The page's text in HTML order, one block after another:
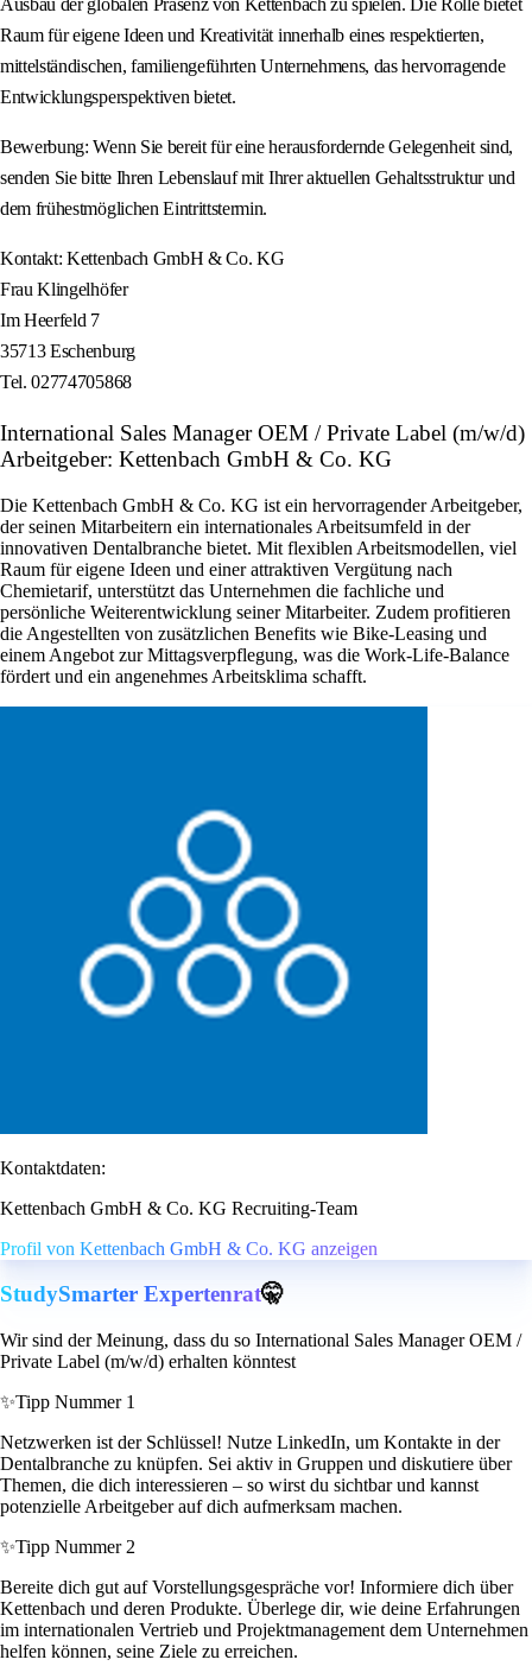
Ausbau der globalen Präsenz von Kettenbach zu spielen. Die Rolle bietet
Raum für eigene Ideen und Kreativität innerhalb eines respektierten,
mittelständischen, familiengeführten Unternehmens, das hervorragende
Entwicklungsperspektiven bietet.
Bewerbung: Wenn Sie bereit für eine herausfordernde Gelegenheit sind,
senden Sie bitte Ihren Lebenslauf mit Ihrer aktuellen Gehaltsstruktur und
dem frühestmöglichen Eintrittstermin.
Kontakt: Kettenbach GmbH & Co. KG
Frau Klingelhöfer
Im Heerfeld 7
35713 Eschenburg
Tel. 02774705868
International Sales Manager OEM / Private Label (m/w/d)
Arbeitgeber: Kettenbach GmbH & Co. KG
Die Kettenbach GmbH & Co. KG ist ein hervorragender Arbeitgeber,
der seinen Mitarbeitern ein internationales Arbeitsumfeld in der
innovativen Dentalbranche bietet. Mit flexiblen Arbeitsmodellen, viel
Raum für eigene Ideen und einer attraktiven Vergütung nach
Chemietarif, unterstützt das Unternehmen die fachliche und
persönliche Weiterentwicklung seiner Mitarbeiter. Zudem profitieren
die Angestellten von zusätzlichen Benefits wie Bike-Leasing und
einem Angebot zur Mittagsverpflegung, was die Work-Life-Balance
fördert und ein angenehmes Arbeitsklima schafft.
Kontaktdaten:
Kettenbach GmbH & Co. KG Recruiting-Team
Profil von Kettenbach GmbH & Co. KG anzeigen
StudySmarter Expertenrat🤫
Wir sind der Meinung, dass du so International Sales Manager OEM /
Private Label (m/w/d) erhalten könntest
✨Tipp Nummer 1
Netzwerken ist der Schlüssel! Nutze LinkedIn, um Kontakte in der
Dentalbranche zu knüpfen. Sei aktiv in Gruppen und diskutiere über
Themen, die dich interessieren – so wirst du sichtbar und kannst
potenzielle Arbeitgeber auf dich aufmerksam machen.
✨Tipp Nummer 2
Bereite dich gut auf Vorstellungsgespräche vor! Informiere dich über
Kettenbach und deren Produkte. Überlege dir, wie deine Erfahrungen
im internationalen Vertrieb und Projektmanagement dem Unternehmen
helfen können, seine Ziele zu erreichen.